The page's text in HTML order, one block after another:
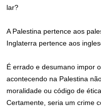
lar?
A Palestina pertence aos
Inglaterra pertence aos
É errado e desumano impor
acontecendo na Palestina
moralidade ou código de
Certamente, seria um crime